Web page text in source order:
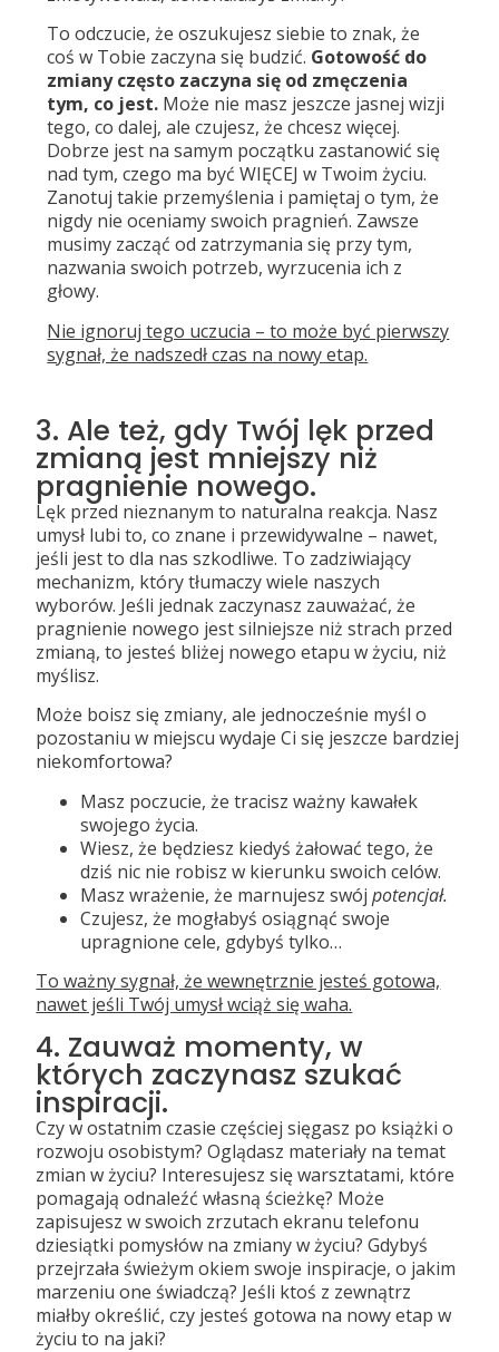
To odczucie, że oszukujesz siebie to znak, że
coś w Tobie zaczyna się budzić. Gotowość do
zmiany często zaczyna się od zmęczenia
tym, co jest. Może nie masz jeszcze jasnej wizji
tego, co dalej, ale czujesz, że chcesz więcej.
Dobrze jest na samym początku zastanowić się
nad tym, czego ma być WIĘCEJ w Twoim życiu.
Zanotuj takie przemyślenia i pamiętaj o tym, że
nigdy nie oceniamy swoich pragnień. Zawsze
musimy zacząć od zatrzymania się przy tym,
nazwania swoich potrzeb, wyrzucenia ich z
głowy.
Nie ignoruj tego uczucia – to może być pierwszy
sygnał, że nadszedł czas na nowy etap.
3. Ale też, gdy Twój lęk przed
zmianą jest mniejszy niż
pragnienie nowego.
Lęk przed nieznanym to naturalna reakcja. Nasz
umysł lubi to, co znane i przewidywalne – nawet,
jeśli jest to dla nas szkodliwe. To zadziwiający
mechanizm, który tłumaczy wiele naszych
wyborów. Jeśli jednak zaczynasz zauważać, że
pragnienie nowego jest silniejsze niż strach przed
zmianą, to jesteś bliżej nowego etapu w życiu, niż
myślisz.
Może boisz się zmiany, ale jednocześnie myśl o
pozostaniu w miejscu wydaje Ci się jeszcze bardziej
niekomfortowa?
Masz poczucie, że tracisz ważny kawałek
swojego życia.
Wiesz, że będziesz kiedyś żałować tego, że
dziś nic nie robisz w kierunku swoich celów.
Masz wrażenie, że marnujesz swójpotencjał.
Czujesz, że mogłabyś osiągnąć swoje
upragnione cele, gdybyś tylko…
To ważny sygnał, że wewnętrznie jesteś gotowa,
nawet jeśli Twój umysł wciąż się waha.
4. Zauważ momenty, w
których zaczynasz szukać
inspiracji.
Czy w ostatnim czasie częściej sięgasz po książki o
rozwoju osobistym? Oglądasz materiały na temat
zmian w życiu? Interesujesz się warsztatami, które
pomagają odnaleźć własną ścieżkę? Może
zapisujesz w swoich zrzutach ekranu telefonu
dziesiątki pomysłów na zmiany w życiu? Gdybyś
przejrzała świeżym okiem swoje inspiracje, o jakim
marzeniu one świadczą? Jeśli ktoś z zewnątrz
miałby określić, czy jesteś gotowa na nowy etap w
życiu to na jaki?